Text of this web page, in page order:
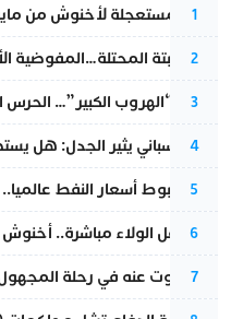
1
عودة مستعجلة لأخنوش من
2
أزمة سبتة المحتلة…المفوضية
3
عملية “الهروب الكبير”…
4
تقرير إسباني يثير الجدل: هل
5
رغم هبوط أسعار النفط
6
بعد حفل الولاء مباشرة..
7
المسكوت عنه في رحلة المجهول